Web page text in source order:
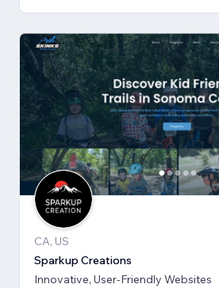
CA, US
Sparkup Creations
Innovative, User-Friendly Websites